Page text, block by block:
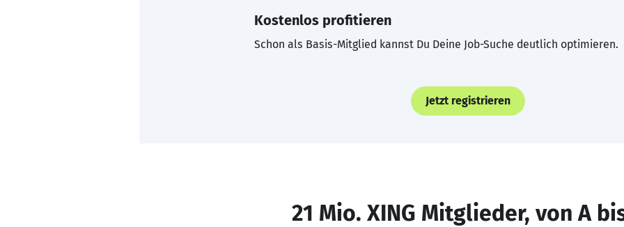
Kostenlos profitieren
Schon als Basis-Mitglied kannst Du Deine Job-Suche deutlich optimieren.
Jetzt registrieren
21 Mio. XING Mitglieder, von A